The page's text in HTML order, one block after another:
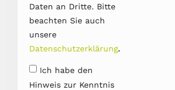
Daten an Dritte. Bitte
beachten Sie auch
unsere
Datenschutzerklärung.
Ich habe den
Hinweis zur Kenntnis